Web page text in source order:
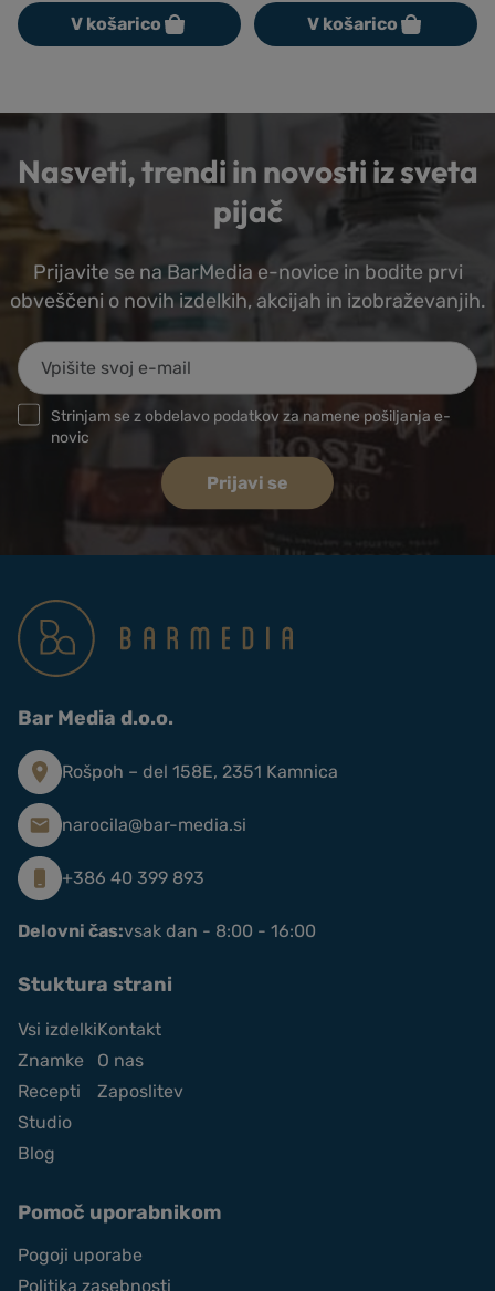
V košarico V košarico
Nasveti, trendi in novosti iz sveta
pijač
Prijavite se na BarMedia e-novice in bodite prvi
obveščeni o novih izdelkih, akcijah in izobraževanjih.
Strinjam se z obdelavo podatkov za namene pošiljanja e-
novic
Prijavi se
Bar Media d.o.o.
Rošpoh – del 158E, 2351 Kamnica
narocila@bar-media.si
+386 40 399 893
Delovni čas:vsak dan - 8:00 - 16:00
Stuktura strani
Vsi izdelki
Znamke
Recepti
Studio
Blog
Kontakt
O nas
Zaposlitev
Pomoč uporabnikom
Pogoji uporabe
Politika zasebnosti